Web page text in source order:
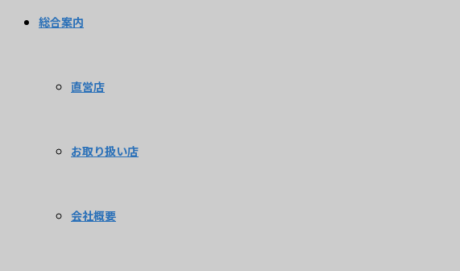
総合案内
直営店
お取り扱い店
会社概要